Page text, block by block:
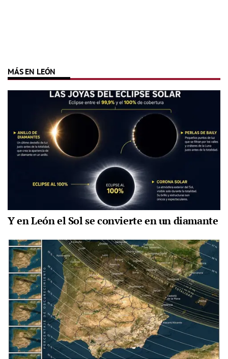
MÁS EN LEÓN
Y en León el Sol se convierte en un diamante